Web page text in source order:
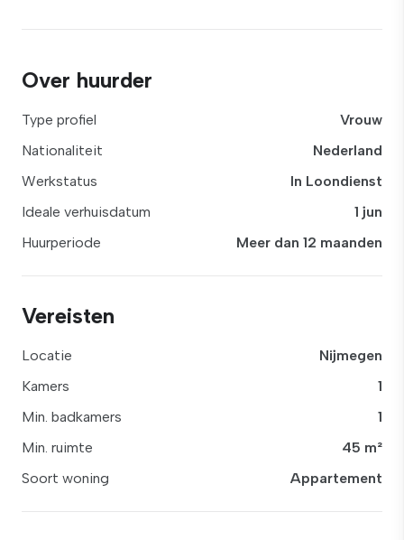
Over huurder
Type profiel
Vrouw
Nationaliteit
Nederland
Werkstatus
In Loondienst
Ideale verhuisdatum
1 jun
Huurperiode
Meer dan 12 maanden
Vereisten
Locatie
Nijmegen
Kamers
1
Min. badkamers
1
Min. ruimte
45 m²
Soort woning
Appartement